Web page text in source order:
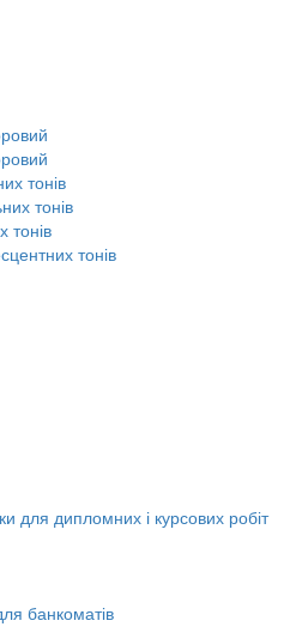
тонів
тонів
тонів
тонів
для дипломних і курсових робіт
банкоматів